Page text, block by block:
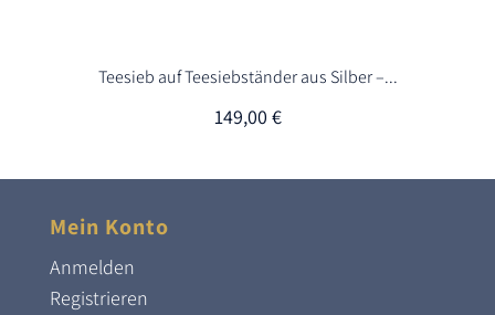
Teesieb auf Teesiebständer aus Silber –...
149,00 €
Mein Konto
Anmelden
Registrieren